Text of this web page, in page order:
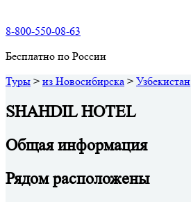
8-800-550-08-63
Бесплатно по России
Туры > из Новосибирска > Узбекистан
SHAHDIL HOTEL
Общая информация
Рядом расположены